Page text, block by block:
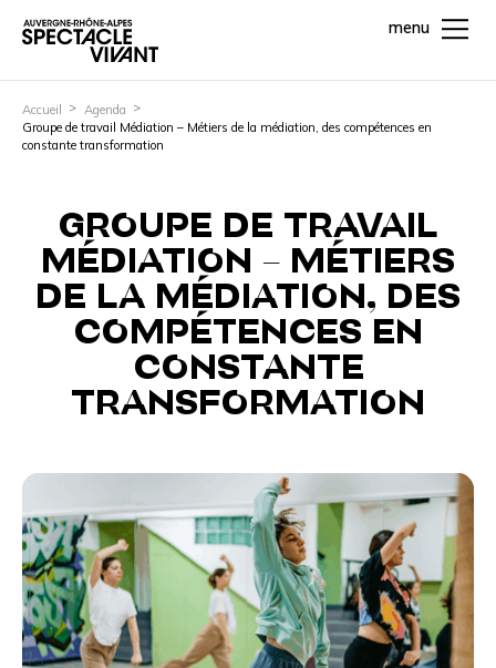
menu
Accueil
Agenda
Groupe de travail Médiation – Métiers de la médiation, des compétences en
constante transformation
GROUPE DE TRAVAIL
MÉDIATION – MÉTIERS
DE LA MÉDIATION, DES
COMPÉTENCES EN
CONSTANTE
TRANSFORMATION